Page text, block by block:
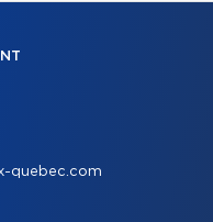
quebec.com